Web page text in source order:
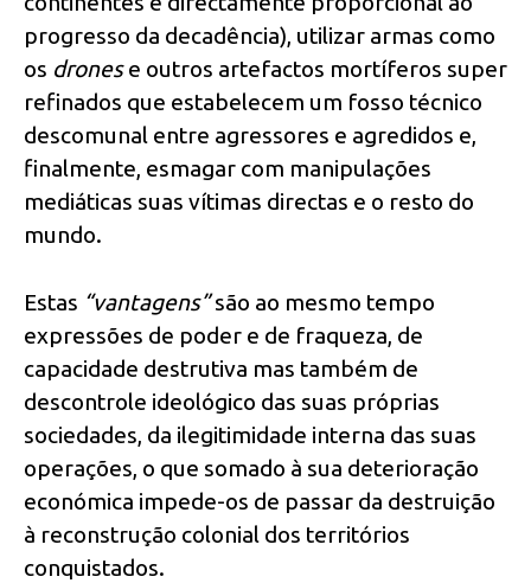
progresso da decadência), utilizar armas como
os dronese outros artefactos mortíferos super
refinados que estabelecem um fosso técnico
descomunal entre agressores e agredidos e,
finalmente, esmagar com manipulações
mediáticas suas vítimas directas e o resto do
mundo.
Estas “vantagens”são ao mesmo tempo
expressões de poder e de fraqueza, de
capacidade destrutiva mas também de
descontrole ideológico das suas próprias
sociedades, da ilegitimidade interna das suas
operações, o que somado à sua deterioração
económica impede-os de passar da destruição
à reconstrução colonial dos territórios
conquistados.